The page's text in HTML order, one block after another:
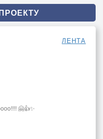
ЛЕНТА
🤗👍✨